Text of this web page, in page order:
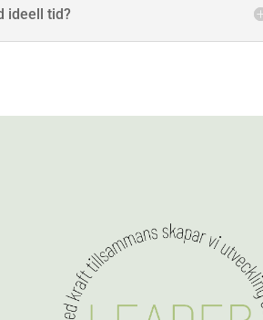
ideell tid?